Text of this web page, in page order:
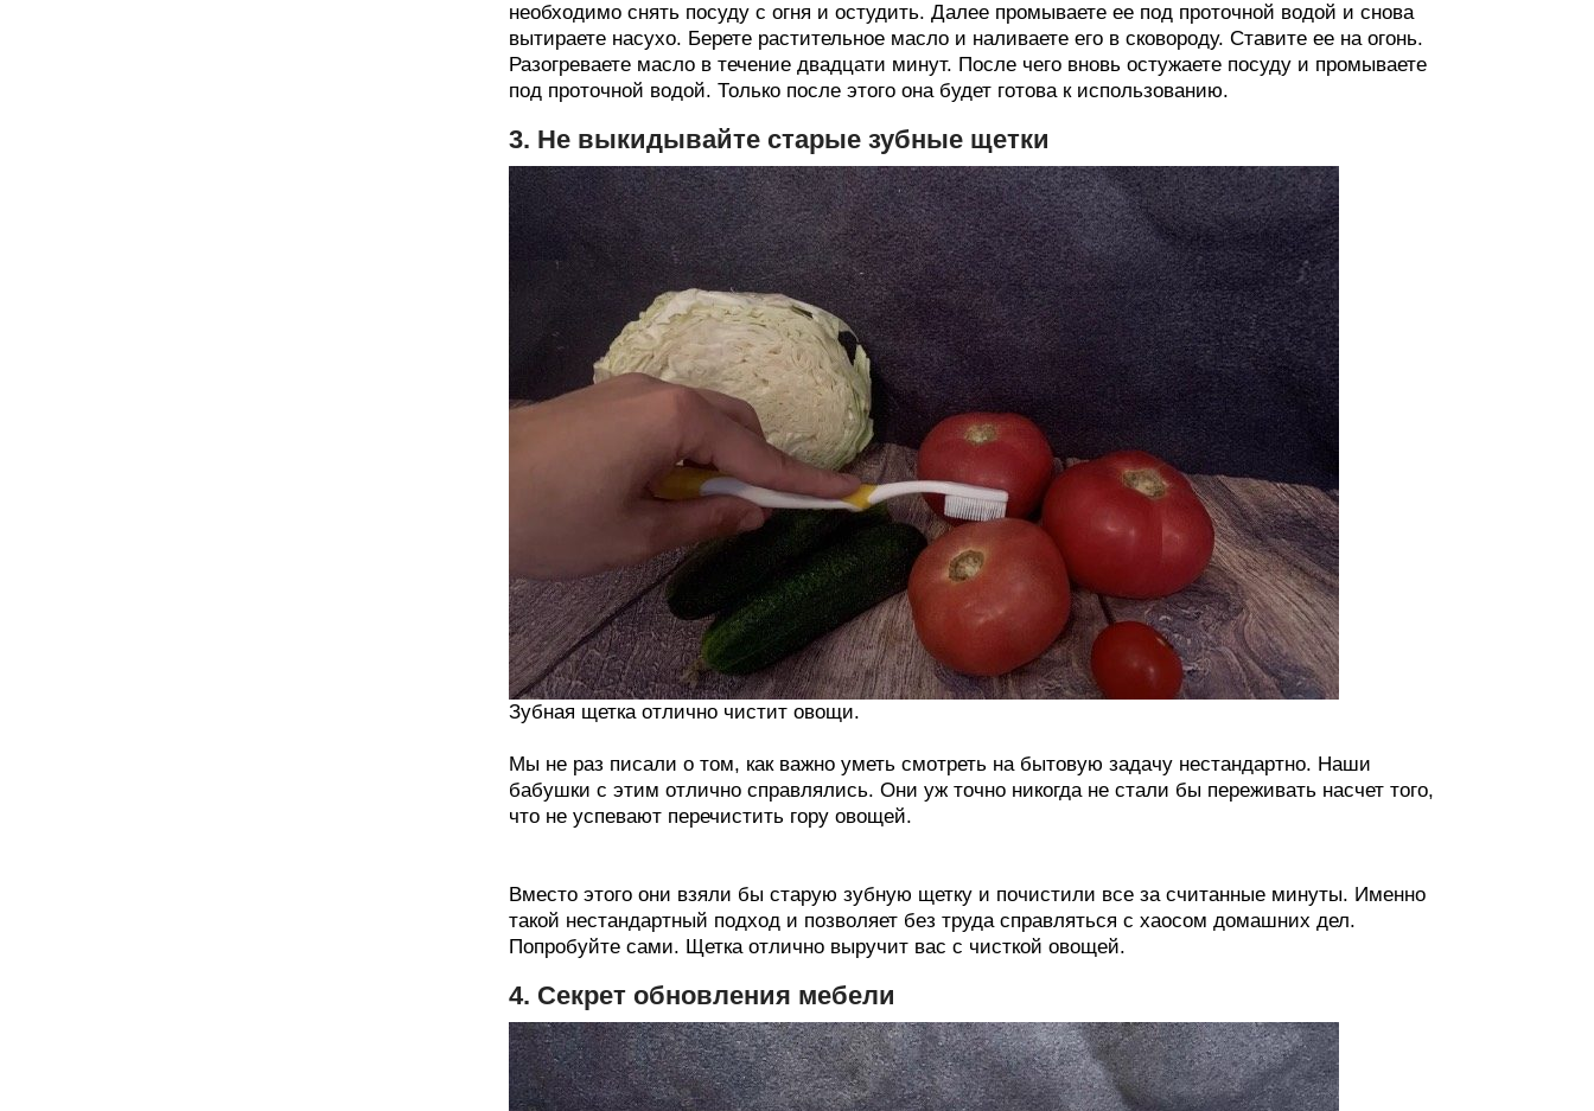
необходимо снять посуду с огня и остудить. Далее промываете ее под проточной водой и снова
вытираете насухо. Берете растительное масло и наливаете его в сковороду. Ставите ее на огонь.
Разогреваете масло в течение двадцати минут. После чего вновь остужаете посуду и промываете
под проточной водой. Только после этого она будет готова к использованию.
3. Не выкидывайте старые зубные щетки
Зубная щетка отлично чистит овощи.
Мы не раз писали о том, как важно уметь смотреть на бытовую задачу нестандартно. Наши
бабушки с этим отлично справлялись. Они уж точно никогда не стали бы переживать насчет того,
что не успевают перечистить гору овощей.
Вместо этого они взяли бы старую зубную щетку и почистили все за считанные минуты. Именно
такой нестандартный подход и позволяет без труда справляться с хаосом домашних дел.
Попробуйте сами. Щетка отлично выручит вас с чисткой овощей.
4. Секрет обновления мебели